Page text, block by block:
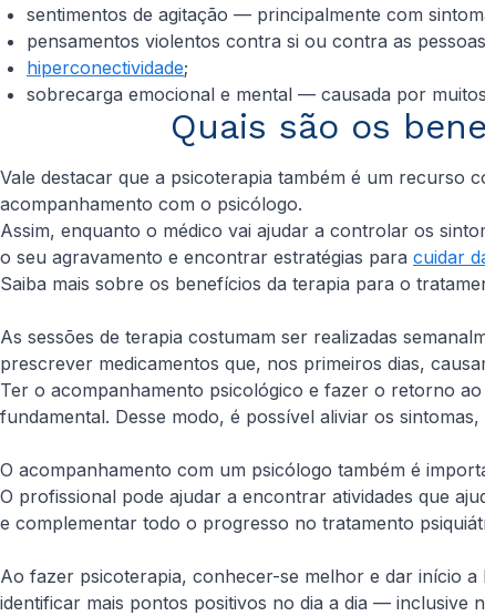
sentimentos de agitação — principalmente com
pensamentos violentos contra si ou contra as
hiperconectividade;
sobrecarga emocional e mental — causada por
Quais são os
Vale destacar que a psicoterapia também é um recurso
acompanhamento com o psicólogo.
Assim, enquanto o médico vai ajudar a controlar os
o seu agravamento e encontrar estratégias para cuidar
Saiba mais sobre os benefícios da terapia para o
As sessões de terapia costumam ser realizadas
prescrever medicamentos que, nos primeiros dias,
Ter o acompanhamento psicológico e fazer o retorno
fundamental. Desse modo, é possível aliviar os
O acompanhamento com um psicólogo também é
O profissional pode ajudar a encontrar atividades que
e complementar todo o progresso no tratamento
Ao fazer psicoterapia, conhecer-se melhor e dar início a
identificar mais pontos positivos no dia a dia — inclusive